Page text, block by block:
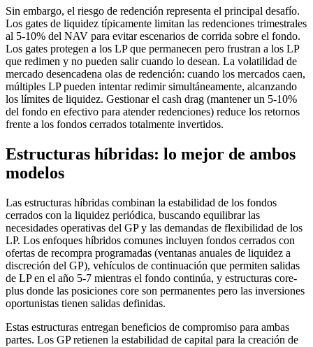
Sin embargo, el riesgo de redención representa el principal desafío.
Los gates de liquidez típicamente limitan las redenciones trimestrales
al 5-10% del NAV para evitar escenarios de corrida sobre el fondo.
Los gates protegen a los LP que permanecen pero frustran a los LP
que redimen y no pueden salir cuando lo desean. La volatilidad de
mercado desencadena olas de redención: cuando los mercados caen,
múltiples LP pueden intentar redimir simultáneamente, alcanzando
los límites de liquidez. Gestionar el cash drag (mantener un 5-10%
del fondo en efectivo para atender redenciones) reduce los retornos
frente a los fondos cerrados totalmente invertidos.
Estructuras híbridas: lo mejor de ambos
modelos
Las estructuras híbridas combinan la estabilidad de los fondos
cerrados con la liquidez periódica, buscando equilibrar las
necesidades operativas del GP y las demandas de flexibilidad de los
LP. Los enfoques híbridos comunes incluyen fondos cerrados con
ofertas de recompra programadas (ventanas anuales de liquidez a
discreción del GP), vehículos de continuación que permiten salidas
de LP en el año 5-7 mientras el fondo continúa, y estructuras core-
plus donde las posiciones core son permanentes pero las inversiones
oportunistas tienen salidas definidas.
Estas estructuras entregan beneficios de compromiso para ambas
partes. Los GP retienen la estabilidad de capital para la creación de